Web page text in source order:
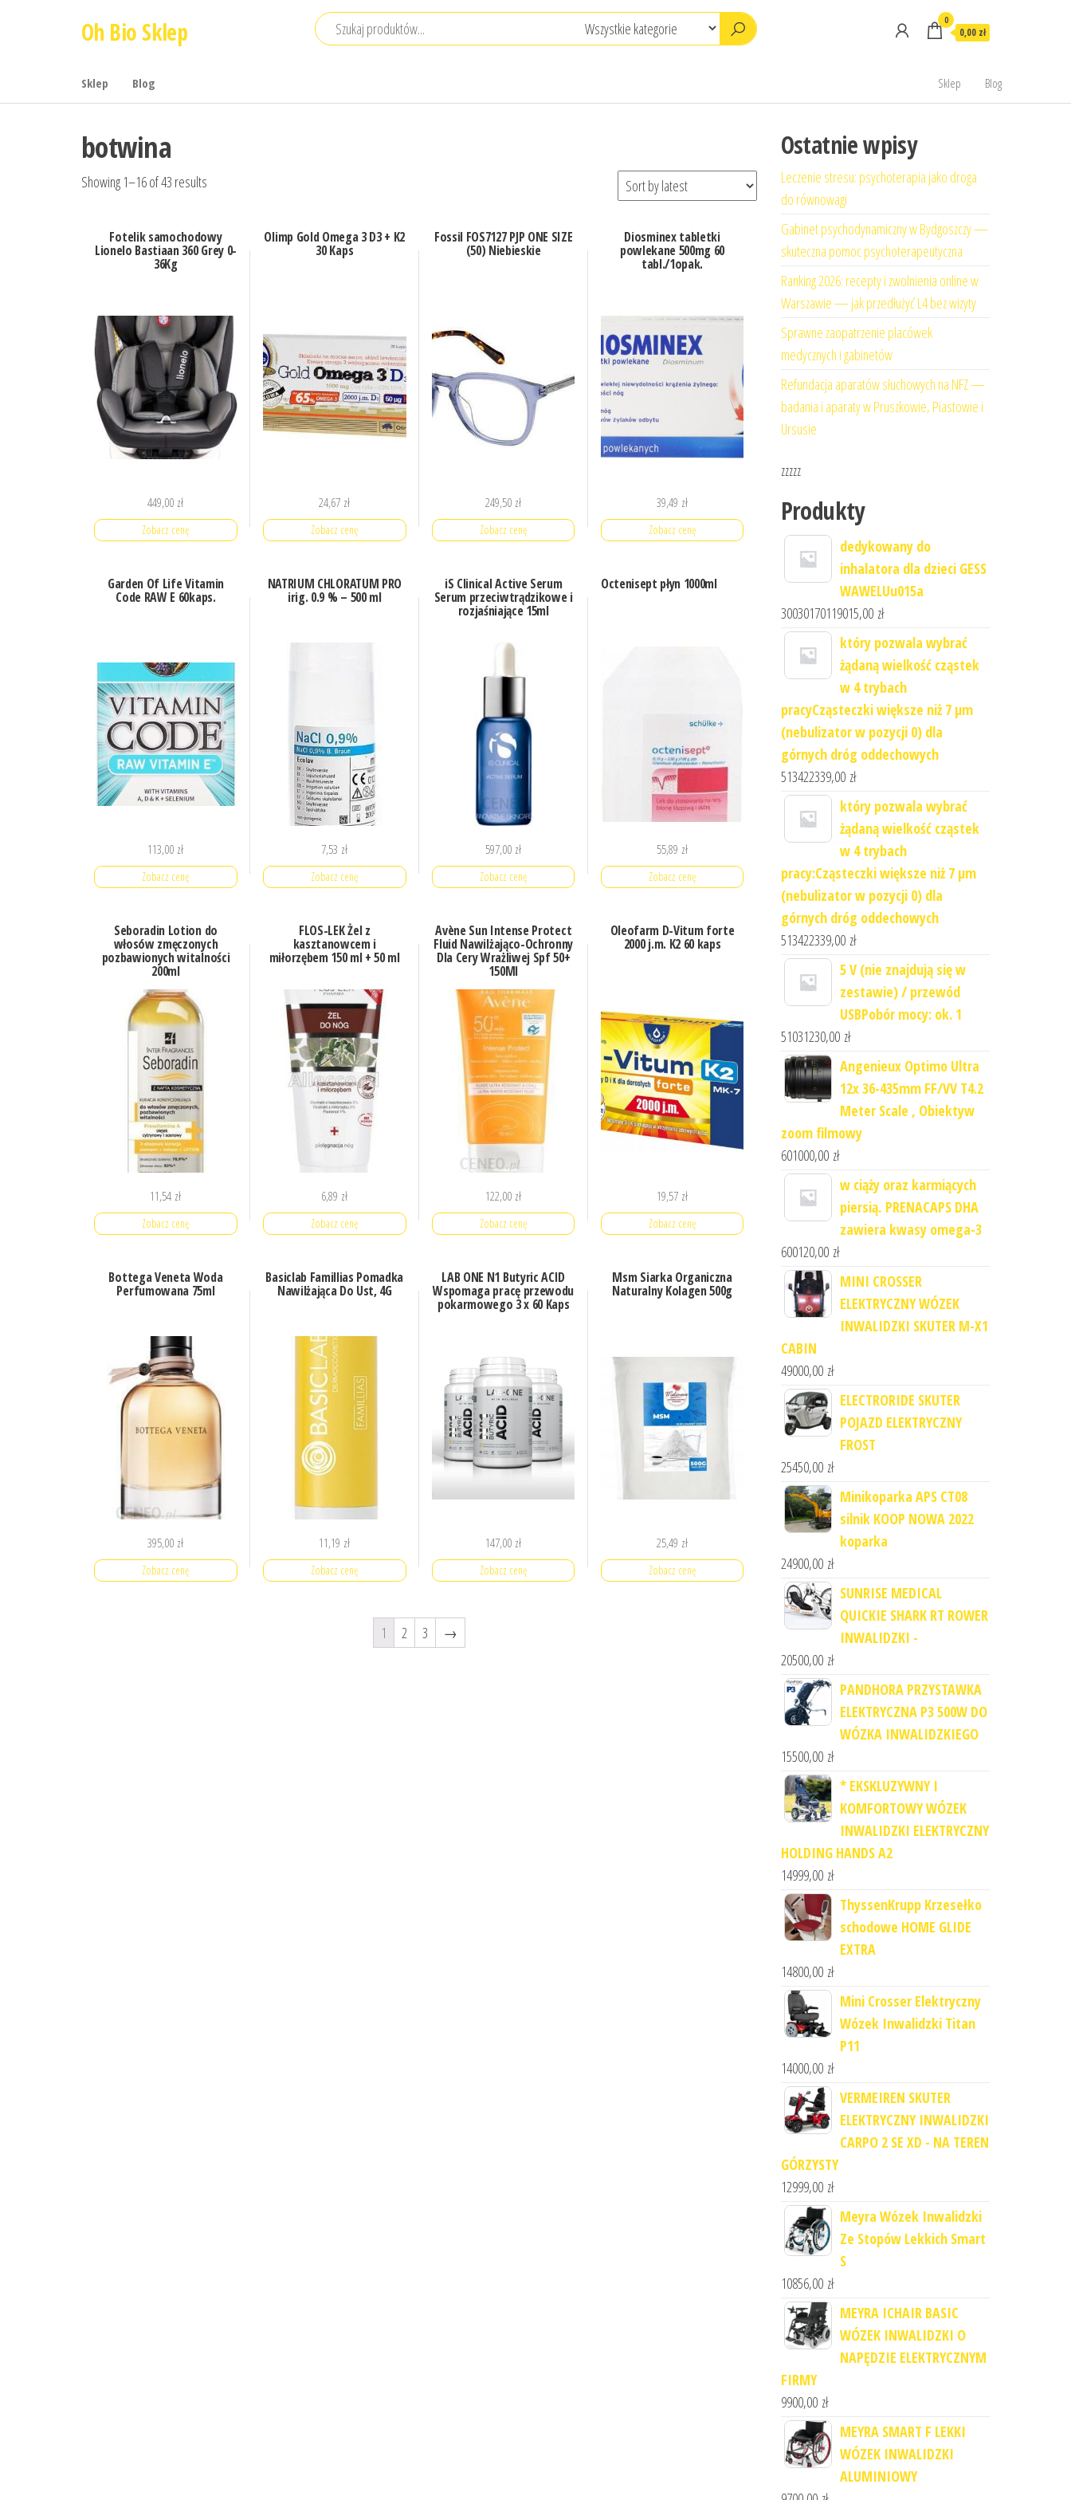
Oh Bio Sklep 0
0,00 zł
Sklep Blog Sklep Blog
botwina
Showing 1–16 of 43 results
Fotelik samochodowy
Lionelo Bastiaan 360 Grey 0-
36Kg
449,00 zł
Zobacz cenę
Olimp Gold Omega 3 D3 + K2
30 Kaps
24,67 zł
Zobacz cenę
Fossil FOS7127 PJP ONE SIZE
(50) Niebieskie
249,50 zł
Zobacz cenę
Diosminex tabletki
powlekane 500mg 60
tabl./1opak.
39,49 zł
Zobacz cenę
Garden Of Life Vitamin
Code RAW E 60kaps.
113,00 zł
Zobacz cenę
NATRIUM CHLORATUM PRO
irig. 0.9 % – 500 ml
7,53 zł
Zobacz cenę
iS Clinical Active Serum
Serum przeciwtrądzikowe i
rozjaśniające 15ml
597,00 zł
Zobacz cenę
Octenisept płyn 1000ml
55,89 zł
Zobacz cenę
Seboradin Lotion do
włosów zmęczonych
pozbawionych witalności
200ml
11,54 zł
Zobacz cenę
FLOS-LEK Żel z
kasztanowcem i
miłorzębem 150 ml + 50 ml
6,89 zł
Zobacz cenę
Avène Sun Intense Protect
Fluid Nawilżająco-Ochronny
Dla Cery Wrażliwej Spf 50+
150Ml
122,00 zł
Zobacz cenę
Oleofarm D-Vitum forte
2000 j.m. K2 60 kaps
19,57 zł
Zobacz cenę
Bottega Veneta Woda
Perfumowana 75ml
395,00 zł
Zobacz cenę
Basiclab Famillias Pomadka
Nawilżająca Do Ust, 4G
11,19 zł
Zobacz cenę
LAB ONE N1 Butyric ACID
Wspomaga pracę przewodu
pokarmowego 3 x 60 Kaps
147,00 zł
Zobacz cenę
Msm Siarka Organiczna
Naturalny Kolagen 500g
25,49 zł
Zobacz cenę
1 2 3 →
Ostatnie wpisy
Leczenie stresu: psychoterapia jako droga
do równowagi
Gabinet psychodynamiczny w Bydgoszczy —
skuteczna pomoc psychoterapeutyczna
Ranking 2026: recepty i zwolnienia online w
Warszawie — jak przedłużyć L4 bez wizyty
Sprawne zaopatrzenie placówek
medycznych i gabinetów
Refundacja aparatów słuchowych na NFZ —
badania i aparaty w Pruszkowie, Piastowie i
Ursusie
zzzzz
Produkty
dedykowany do
inhalatora dla dzieci GESS
WAWELUu015a
30030170119015,00 zł
który pozwala wybrać
żądaną wielkość cząstek
w 4 trybach
pracyCząsteczki większe niż 7 μm
(nebulizator w pozycji 0) dla
górnych dróg oddechowych
513422339,00 zł
który pozwala wybrać
żądaną wielkość cząstek
w 4 trybach
pracy:Cząsteczki większe niż 7 μm
(nebulizator w pozycji 0) dla
górnych dróg oddechowych
513422339,00 zł
5 V (nie znajdują się w
zestawie) / przewód
USBPobór mocy: ok. 1
51031230,00 zł
Angenieux Optimo Ultra
12x 36-435mm FF/VV T4.2
Meter Scale , Obiektyw
zoom filmowy
601000,00 zł
w ciąży oraz karmiących
piersią. PRENACAPS DHA
zawiera kwasy omega-3
600120,00 zł
MINI CROSSER
ELEKTRYCZNY WÓZEK
INWALIDZKI SKUTER M-X1
CABIN
49000,00 zł
ELECTRORIDE SKUTER
POJAZD ELEKTRYCZNY
FROST
25450,00 zł
Minikoparka APS CT08
silnik KOOP NOWA 2022
koparka
24900,00 zł
SUNRISE MEDICAL
QUICKIE SHARK RT ROWER
INWALIDZKI -
20500,00 zł
PANDHORA PRZYSTAWKA
ELEKTRYCZNA P3 500W DO
WÓZKA INWALIDZKIEGO
15500,00 zł
* EKSKLUZYWNY I
KOMFORTOWY WÓZEK
INWALIDZKI ELEKTRYCZNY
HOLDING HANDS A2
14999,00 zł
ThyssenKrupp Krzesełko
schodowe HOME GLIDE
EXTRA
14800,00 zł
Mini Crosser Elektryczny
Wózek Inwalidzki Titan
P11
14000,00 zł
VERMEIREN SKUTER
ELEKTRYCZNY INWALIDZKI
CARPO 2 SE XD - NA TEREN
GÓRZYSTY
12999,00 zł
Meyra Wózek Inwalidzki
Ze Stopów Lekkich Smart
S
10856,00 zł
MEYRA ICHAIR BASIC
WÓZEK INWALIDZKI O
NAPĘDZIE ELEKTRYCZNYM
FIRMY
9900,00 zł
MEYRA SMART F LEKKI
WÓZEK INWALIDZKI
ALUMINIOWY